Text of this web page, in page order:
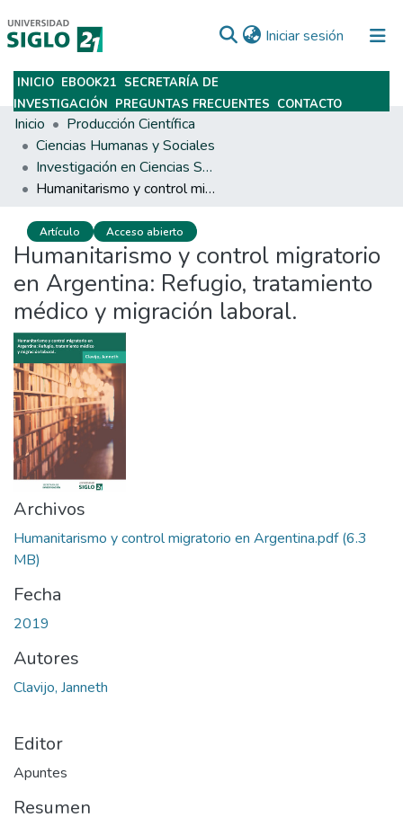
Iniciar sesión (current)
Subir
INICIO EBOOK21 SECRETARÍA DE
INVESTIGACIÓN PREGUNTAS FRECUENTES CONTACTO
Inicio
Producción Científica
Ciencias Humanas y Sociales
Investigación en Ciencias Sociales
Humanitarismo y control migratorio en Argentina: Refugio, tratamiento médico y migración laboral.
Artículo Acceso abierto
Humanitarismo y control migratorio
en Argentina: Refugio, tratamiento
médico y migración laboral.
Archivos
Humanitarismo y control migratorio en Argentina.pdf(6.3
MB)
Fecha
2019
Autores
Clavijo, Janneth
Editor
Apuntes
Resumen